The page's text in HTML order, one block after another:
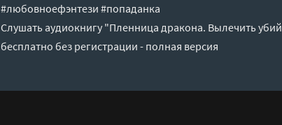
#любовноефэнтези #попаданка
Слушать аудиокнигу "Пленница дракона. Вылечить
бесплатно без регистрации - полная версия